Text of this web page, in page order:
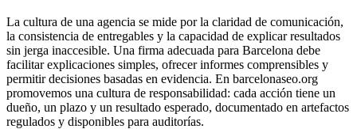
La cultura de una agencia se mide por la claridad de comunicación,
la consistencia de entregables y la capacidad de explicar resultados
sin jerga inaccesible. Una firma adecuada para Barcelona debe
facilitar explicaciones simples, ofrecer informes comprensibles y
permitir decisiones basadas en evidencia. En barcelonaseo.org
promovemos una cultura de responsabilidad: cada acción tiene un
dueño, un plazo y un resultado esperado, documentado en artefactos
regulados y disponibles para auditorías.